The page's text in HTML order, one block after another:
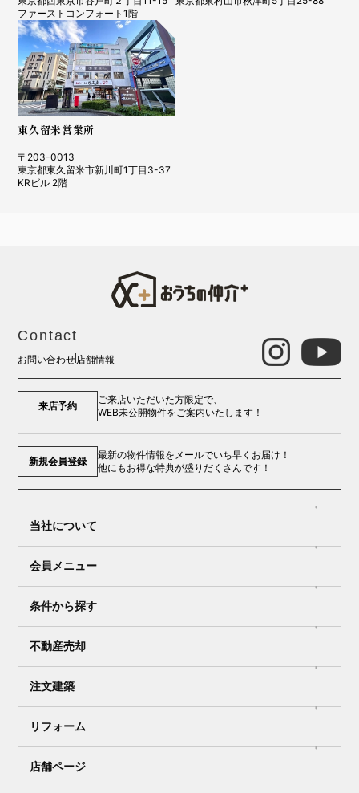
ファーストコンフォート1階
東久留米営業所
〒203-0013
東京都東久留米市新川町1丁目3-37
KRビル 2階
Contact
お問い合わせ店舗情報
来店予約
ご来店いただいた方限定で、
WEB未公開物件をご案内いたします！
新規会員登録
最新の物件情報をメールでいち早くお届け！
他にもお得な特典が盛りだくさんです！
当社について
会員メニュー
条件から探す
不動産売却
注文建築
リフォーム
店舗ページ